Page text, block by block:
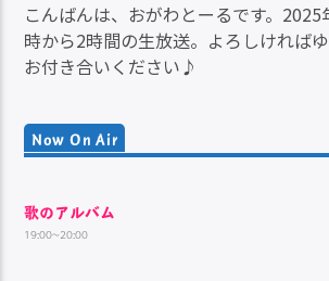
こんばんは、おがわとーるです。
時から2時間の生放送。よろしければ
お付き合いください♪
Now On Air
歌のアルバム
19:00~20:00